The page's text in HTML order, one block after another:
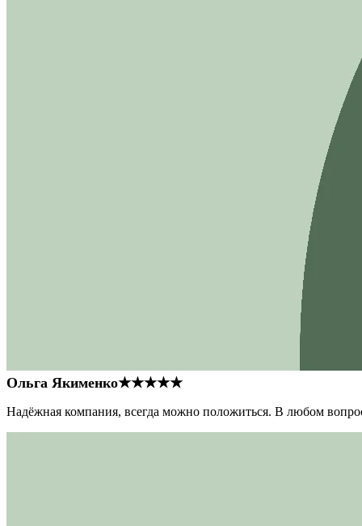
Ольга Якименко★★★★★
Надёжная компания, всегда можно положиться. В любом